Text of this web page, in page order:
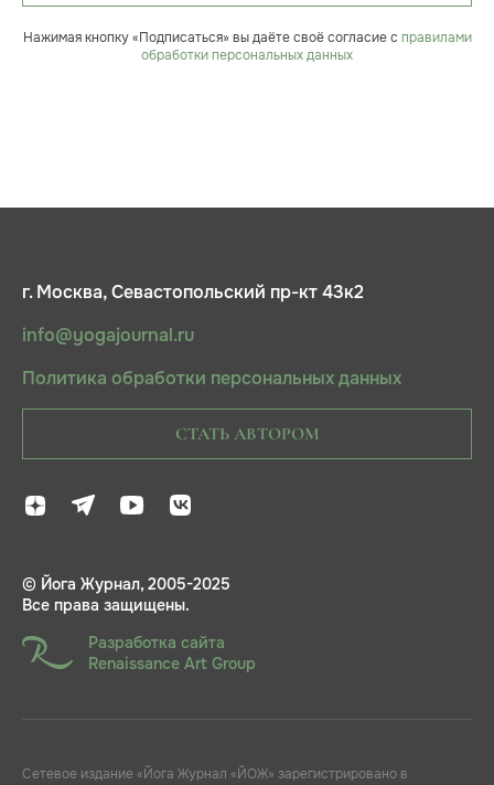
Нажимая кнопку «Подписаться» вы даёте своё согласие с правилами
обработки персональных данных
г. Москва, Севастопольский пр-кт 43к2
info@yogajournal.ru
Политика обработки персональных данных
СТАТЬ АВТОРОМ
© Йога Журнал, 2005-2025
Все права защищены.
Разработка сайта
Renaissance Art Group
Сетевое издание «Йога Журнал «ЙОЖ» зарегистрировано в